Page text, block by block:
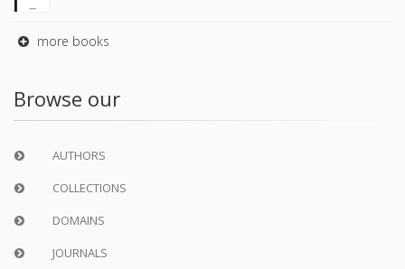
more books
Browse our
AUTHORS
COLLECTIONS
DOMAINS
JOURNALS